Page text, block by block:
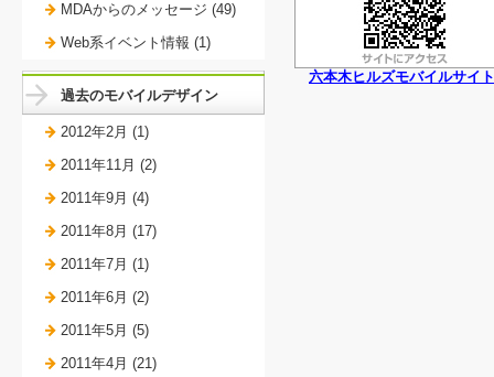
六本木ヒルズモバイルサイト
MDAからのメッセージ (49)
Web系イベント情報 (1)
過去のモバイルデザイン
2012年2月 (1)
2011年11月 (2)
2011年9月 (4)
2011年8月 (17)
2011年7月 (1)
2011年6月 (2)
2011年5月 (5)
2011年4月 (21)